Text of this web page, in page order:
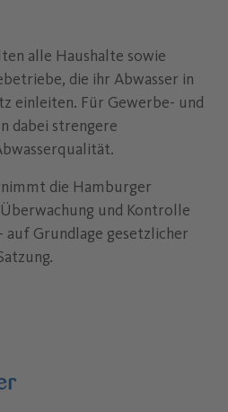
alle Haushalte sowie
die ihr Abwasser in
einleiten. Für Gewerbe- und
dabei strengere
die Hamburger
und Kontrolle
Grundlage gesetzlicher